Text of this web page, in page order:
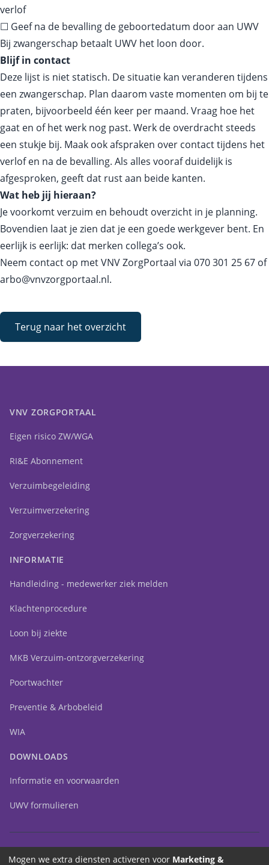
verlof
☐ Geef na de bevalling de geboortedatum door aan UWV
Bij zwangerschap betaalt UWV het loon door.
Blijf in contact
Deze lijst is niet statisch. De situatie kan veranderen tijdens
een zwangerschap. Plan daarom vaste momenten om bij te
praten, bijvoorbeeld één keer per maand. Vraag hoe het
gaat en of het werk nog past. Werk de overdracht steeds
een stukje bij. Maak ook afspraken over contact tijdens het
verlof en na de bevalling. Als alles vooraf duidelijk is
afgesproken, geeft dat rust aan beide kanten.
Wat heb jij hieraan?
Je voorkomt verzuim en behoudt overzicht in je planning.
Bovendien laat je zien dat je een goede werkgever bent. En
eerlijk is eerlijk: dat merken collega’s ook.
Neem contact op met VNV ZorgPortaal via 070 301 25 67 of
arbo@vnvzorgportaal.nl.
Terug naar het overzicht
VNV ZORGPORTAAL
Eigen risico ZW/WGA
RI&E Abonnement
Verzuimbegeleiding
Verzuimverzekering
Zorgverzekering
INFORMATIE
Handleiding - medewerker ziek melden
Klachtenprocedure
Loon bij ziekte
MKB Verzuim-ontzorgverzekering
Poortwachter
Preventie & Arbobeleid
WIA
DOWNLOADS
Informatie en voorwaarden
UWV formulieren
Mogen we extra diensten activeren voor Marketing &